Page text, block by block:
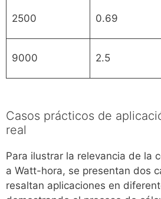
2500 0.69
9000 2.5
Casos prácticos de
real
Para ilustrar la relevancia de la
a Watt-hora, se presentan dos
resaltan aplicaciones en